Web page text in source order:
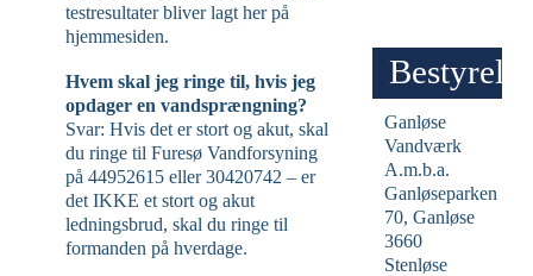
testresultater bliver lagt her på
hjemmesiden.
Hvem skal jeg ringe til, hvis jeg
opdager en vandsprængning?
Svar: Hvis det er stort og akut, skal
du ringe til Furesø Vandforsyning
på 44952615 eller 30420742 – er
det IKKE et stort og akut
ledningsbrud, skal du ringe til
formanden på hverdage.
Ganløse
Vandværk
A.m.b.a.
Ganløseparken
70, Ganløse
3660
Stenløse